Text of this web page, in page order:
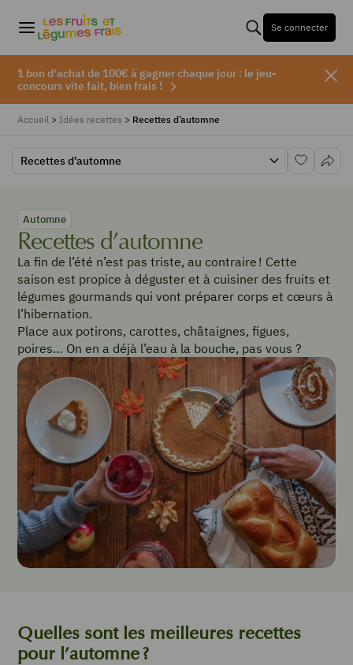
Se connecter
1 bon d'achat de 100€ à gagner chaque jour : le jeu-
concours vite fait, bien frais !
Accueil > Idées recettes > Recettes d’automne
Recettes d’automne
Automne
Recettes d’automne
La fin de l’été n’est pas triste, au contraire ! Cette
saison est propice à déguster et à cuisiner des fruits et
légumes gourmands qui vont préparer corps et cœurs à
l’hibernation.
Place aux potirons, carottes, châtaignes, figues,
poires… On en a déjà l’eau à la bouche, pas vous ?
Quelles sont les meilleures recettes
pour l’automne ?